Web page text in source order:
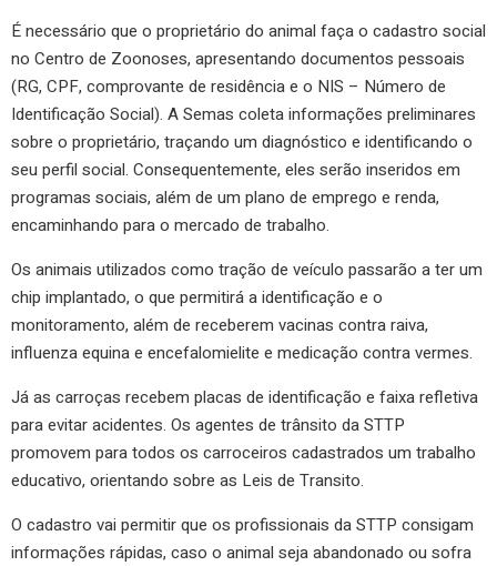
É necessário que o proprietário do animal faça o cadastro social
no Centro de Zoonoses, apresentando documentos pessoais
(RG, CPF, comprovante de residência e o NIS – Número de
Identificação Social). A Semas coleta informações preliminares
sobre o proprietário, traçando um diagnóstico e identificando o
seu perfil social. Consequentemente, eles serão inseridos em
programas sociais, além de um plano de emprego e renda,
encaminhando para o mercado de trabalho.
Os animais utilizados como tração de veículo passarão a ter um
chip implantado, o que permitirá a identificação e o
monitoramento, além de receberem vacinas contra raiva,
influenza equina e encefalomielite e medicação contra vermes.
Já as carroças recebem placas de identificação e faixa refletiva
para evitar acidentes. Os agentes de trânsito da STTP
promovem para todos os carroceiros cadastrados um trabalho
educativo, orientando sobre as Leis de Transito.
O cadastro vai permitir que os profissionais da STTP consigam
informações rápidas, caso o animal seja abandonado ou sofra